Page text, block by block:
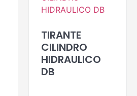
TIRANTE
CILINDRO
HIDRAULICO
DB